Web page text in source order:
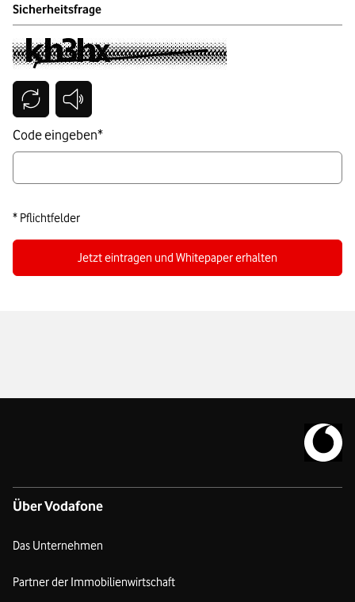
Sicherheitsfrage
Sicherheitscode wird geladen...
Bitte warten
Code eingeben*
* Pflichtfelder
Jetzt eintragen und Whitepaper erhalten
Zur
Über Vodafone
Das Unternehmen
Partner der Immobilienwirtschaft